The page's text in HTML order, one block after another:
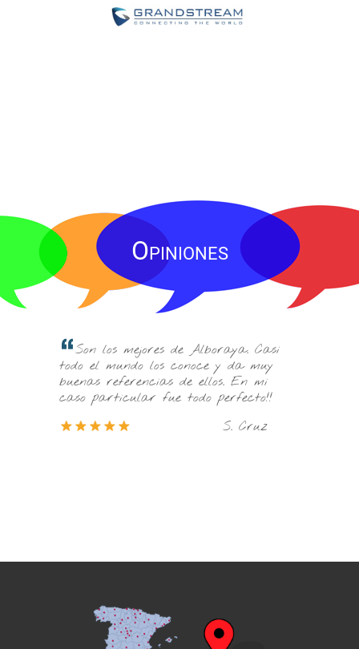
Opiniones
Alboraya. Casi
y da muy
ellos. En mi
perfecto!!
S. Cruz
Muy bueno el técnico de Alboraya.
un par de horas escasas dejó todo
funcionando a la perfección. Me
explicaron muy bien todo y me